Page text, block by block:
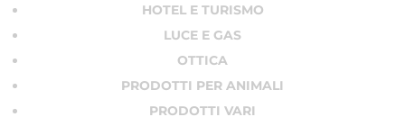
HOTEL E TURISMO
LUCE E GAS
OTTICA
PRODOTTI PER ANIMALI
PRODOTTI VARI